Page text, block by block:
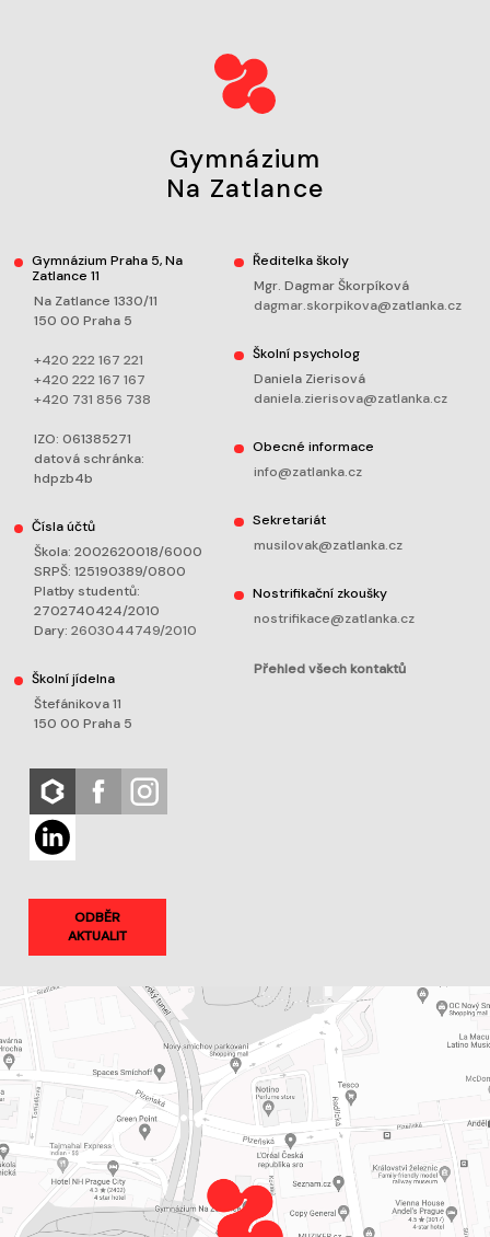
Gymnázium
Na Zatlance
Gymnázium Praha 5, Na
Zatlance 11
Na Zatlance 1330/11
150 00 Praha 5
+420 222 167 221
+420 222 167 167
+420 731 856 738
IZO: 061385271
datová schránka:
hdpzb4b
Čísla účtů
Škola: 2002620018/6000
SRPŠ: 125190389/0800
Platby studentů:
2702740424/2010
Dary: 2603044749/2010
Školní jídelna
Štefánikova 11
150 00 Praha 5
ODBĚR
AKTUALIT
Ředitelka školy
Mgr. Dagmar Škorpíková
dagmar.skorpikova@zatlanka.cz
Školní psycholog
Daniela Zierisová
daniela.zierisova@zatlanka.cz
Obecné informace
info@zatlanka.cz
Sekretariát
musilovak@zatlanka.cz
Nostrifikační zkoušky
nostrifikace@zatlanka.cz
Přehled všech kontaktů